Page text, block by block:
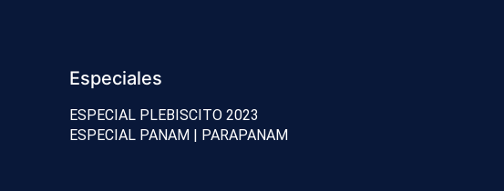
Especiales
ESPECIAL PLEBISCITO 2023
ESPECIAL PANAM | PARAPANAM